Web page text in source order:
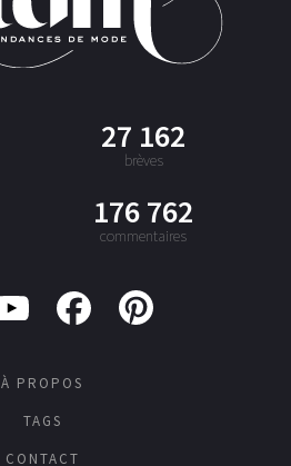
27 162
brèves
176 762
commentaires
À PROPOS
TAGS
CONTACT